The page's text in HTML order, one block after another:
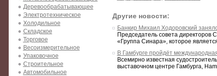
Деревообрабатывающее
Электротехническое
Холодильное
Складское
Торговое
Весоизмерительное
Упаковочное
Строительное
Автомобильное
Другие новости:
Банкир Михаил Ходоровский
Председатель совета директоров
«Группа Синара», которое
В Гамбурге пройдёт
Всемирно известная
выставочном центре Гамбурга,